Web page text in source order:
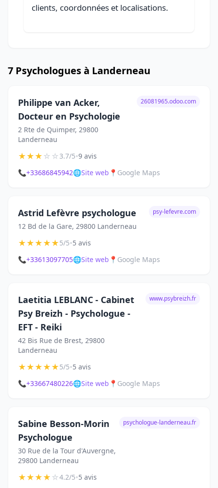
clients, coordonnées et localisations.
7 Psychologues à Landerneau
Philippe van Acker,
Docteur en Psychologie
2 Rte de Quimper, 29800
Landerneau
26081965.odoo.com
★★★☆☆3.7/5•9 avis
📞+33686845942🌐Site web 📍 Google Maps
Astrid Lefèvre psychologue
12 Bd de la Gare, 29800 Landerneau
psy-lefevre.com
★★★★★5/5•5 avis
📞+33613097705🌐Site web 📍 Google Maps
Laetitia LEBLANC - Cabinet
Psy Breizh - Psychologue -
EFT - Reiki
42 Bis Rue de Brest, 29800
Landerneau
www.psybreizh.fr
★★★★★5/5•5 avis
📞+33667480226🌐Site web 📍 Google Maps
Sabine Besson-Morin
Psychologue
30 Rue de la Tour d'Auvergne,
29800 Landerneau
psychologue-landerneau.fr
★★★★☆4.2/5•5 avis